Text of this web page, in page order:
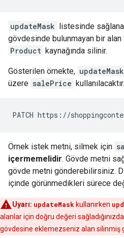
updateMask listesinde
gövdesinde bulunmayan bir
Product kaynağında silinir.
Gösterilen örnekte, updateMask
üzere salePrice kullanılacaktır.
Örnek istek metni, silmek için
içermemelidir. Gövde metni
gövde metni gönderebilirsiniz.
içinde görünmedikleri sürece
Uyarı: updateMask kullanırken
alanlar için doğru değeri
gövdesine eklemezseniz alan silinmiş